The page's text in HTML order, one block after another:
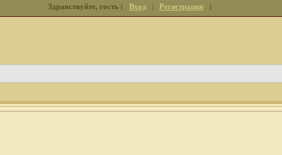
Здравствуйте, гость ( Вход | Регистрация )